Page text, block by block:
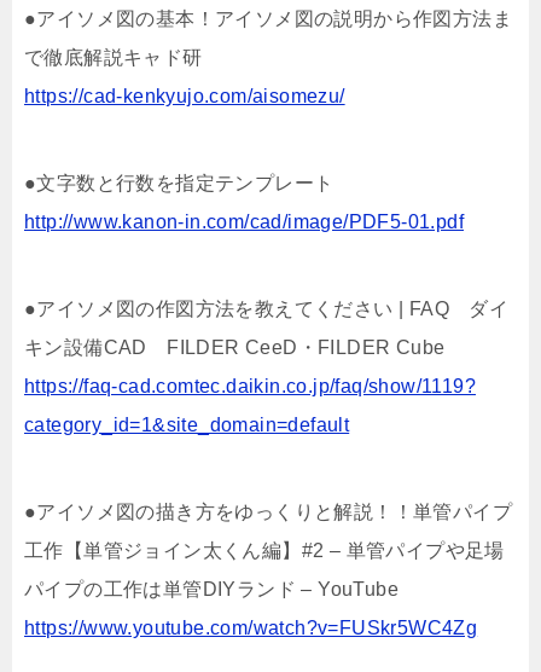
●アイソメ図の基本！アイソメ図の説明から作図方法ま
で徹底解説キャド研
https://cad-kenkyujo.com/aisomezu/
●文字数と行数を指定テンプレート
http://www.kanon-in.com/cad/image/PDF5-01.pdf
●アイソメ図の作図方法を教えてください | FAQ ダイ
キン設備CAD FILDER CeeD・FILDER Cube
https://faq-cad.comtec.daikin.co.jp/faq/show/1119?
category_id=1&site_domain=default
●アイソメ図の描き方をゆっくりと解説！！単管パイプ
工作【単管ジョイン太くん編】#2 – 単管パイプや足場
パイプの工作は単管DIYランド – YouTube
https://www.youtube.com/watch?v=FUSkr5WC4Zg